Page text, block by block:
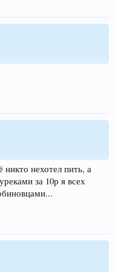
никто нехотел пить, а
за 10р я всех